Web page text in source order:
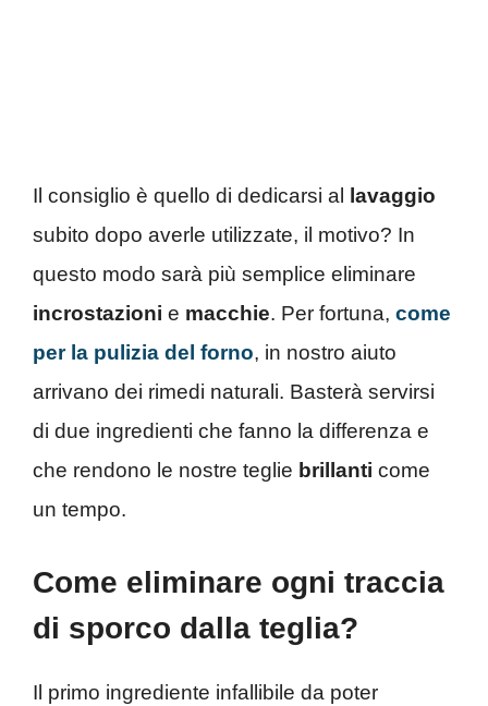
Il consiglio è quello di dedicarsi al lavaggio
subito dopo averle utilizzate, il motivo? In
questo modo sarà più semplice eliminare
incrostazioni e macchie. Per fortuna, come
per la pulizia del forno, in nostro aiuto
arrivano dei rimedi naturali. Basterà servirsi
di due ingredienti che fanno la differenza e
che rendono le nostre teglie brillanti come
un tempo.
Come eliminare ogni traccia
di sporco dalla teglia?
Il primo ingrediente infallibile da poter